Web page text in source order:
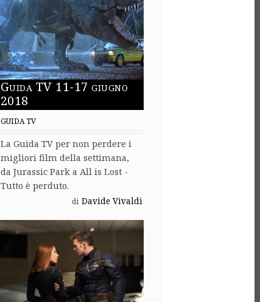
Guida TV 11-17 giugno
2018
GUIDA TV
La Guida TV per non perdere i
migliori film della settimana,
da Jurassic Park a All is Lost -
Tutto è perduto.
di Davide Vivaldi